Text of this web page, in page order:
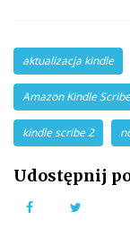
aktualizacja kindle
Amazon Kindle Scribe
kindle scribe 2
Udostępnij
Facebook